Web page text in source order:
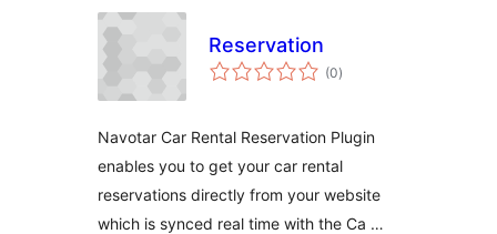
Reservation
(0कुल
रेटिङ्गहरू
)
Navotar Car Rental Reservation Plugin
enables you to get your car rental
reservations directly from your website
which is synced real time with the Ca …